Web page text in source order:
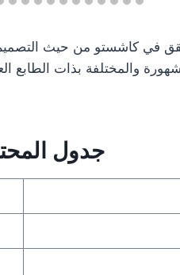
في كاشستو من حيث التصميم
والمختلفة بذات الطابع
جدول